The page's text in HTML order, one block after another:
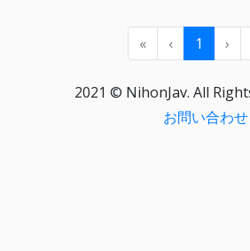
« ‹ 1 ›
2021 © NihonJav. All
お問い合わせ